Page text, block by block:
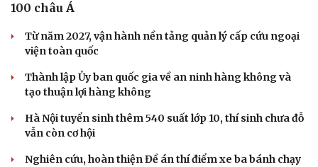
100 châu Á
Từ năm 2027, vận hành nền tảng quản lý cấp cứu ngoại
viện toàn quốc
Thành lập Ủy ban quốc gia về an ninh hàng không và
tạo thuận lợi hàng không
Hà Nội tuyển sinh thêm 540 suất lớp 10, thí sinh chưa đỗ
vẫn còn cơ hội
Nghiên cứu, hoàn thiện Đề án thí điểm xe ba bánh chạy